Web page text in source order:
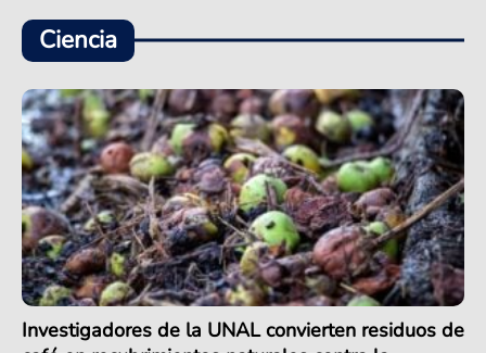
Ciencia
Investigadores de la UNAL convierten residuos de